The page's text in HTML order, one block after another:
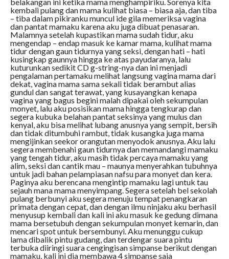
kembali pulang dan mama kulihat biasa – biasa aja, dan tiba
– tiba dalam pikiranku muncul ide gila memeriksa vagina
dan pantat mamaku karena aku juga dibuat penasaran.
Malamnya setelah kupastikan mama sudah tidur, aku
mengendap – endap masuk ke kamar mama, kulihat mama
tidur dengan gaun tidurnya yang seksi, dengan hati – hati
kusingkap gaunnya hingga ke atas payudaranya, lalu
kuturunkan sedikit CD g-string-nya dan ini menjadi
pengalaman pertamaku melihat langsung vagina mama dari
dekat, vagina mama sama sekali tidak berambut alias
gundul dan sangat terawat, yang kusayangkan kenapa
vagina yang bagus begini malah dipakai oleh sekumpulan
monyet, lalu aku posisikan mama hingga tengkurap dan
segera kubuka belahan pantat seksinya yang mulus dan
kenyal, aku bisa melihat lubang anusnya yang sempit, bersih
dan tidak ditumbuhi rambut, tidak kusangka juga mama
mengijinkan seekor orangutan menyodok anusnya. Aku lalu
segera membenahi gaun tidurnya dan memandangi mamaku
yang tengah tidur, aku masih tidak percaya mamaku yang
alim, seksi dan cantik mau – maunya menyerahkan tubuhnya
untuk jadi bahan pelampiasan nafsu para monyet dan kera.
Paginya aku berencana mengintip mamaku lagi untuk tau
sejauh mana mama menyimpang. Segera setelah bel sekolah
pulang berbunyi aku segera menuju tempat penangkaran
primata dengan cepat, dan dengan ilmu ninjaku aku berhasil
menyusup kembali dan kali ini aku masuk ke gedung dimana
mama bersetubuh dengan sekumpulan monyet kemarin, dan
mencari spot untuk bersembunyi. Aku menunggu cukup
lama dibalik pintu gudang, dan terdengar suara pintu
terbuka diiringi suara cengingisan simpanse berikut dengan
mamaku, kali ini dia membawa 4 simpanse saja